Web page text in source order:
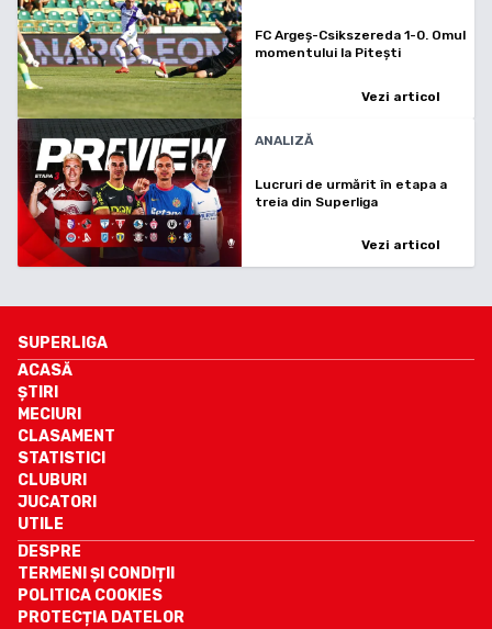
FC Argeș-Csikszereda 1-0. Omul
momentului la Pitești
Vezi articol
ANALIZĂ
Lucruri de urmărit în etapa a
treia din Superliga
Vezi articol
SUPERLIGA
ACASĂ
ȘTIRI
MECIURI
CLASAMENT
STATISTICI
CLUBURI
JUCATORI
UTILE
DESPRE
TERMENI ȘI CONDIȚII
POLITICA COOKIES
PROTECȚIA DATELOR